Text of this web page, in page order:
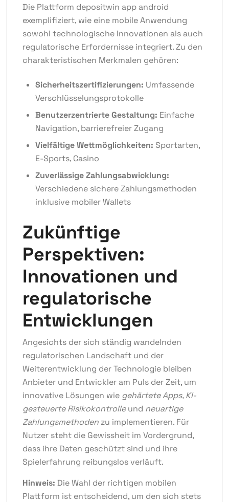
Die Plattform depositwin app android
exemplifiziert, wie eine mobile Anwendung
sowohl technologische Innovationen als auch
regulatorische Erfordernisse integriert. Zu den
charakteristischen Merkmalen gehören:
Sicherheitszertifizierungen: Umfassende
Verschlüsselungsprotokolle
Benutzerzentrierte Gestaltung: Einfache
Navigation, barrierefreier Zugang
Vielfältige Wettmöglichkeiten: Sportarten,
E-Sports, Casino
Zuverlässige Zahlungsabwicklung:
Verschiedene sichere Zahlungsmethoden
inklusive mobiler Wallets
Zukünftige
Perspektiven:
Innovationen und
regulatorische
Entwicklungen
Angesichts der sich ständig wandelnden
regulatorischen Landschaft und der
Weiterentwicklung der Technologie bleiben
Anbieter und Entwickler am Puls der Zeit, um
innovative Lösungen wie gehärtete Apps, KI-
gesteuerte Risikokontrolleund neuartige
Zahlungsmethoden zu implementieren. Für
Nutzer steht die Gewissheit im Vordergrund,
dass ihre Daten geschützt sind und ihre
Spielerfahrung reibungslos verläuft.
Hinweis: Die Wahl der richtigen mobilen
Plattform ist entscheidend, um den sich stets